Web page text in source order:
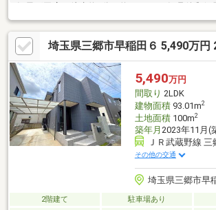
郷早稲田店 徒歩約5分 約336 m■三郷丹後郵
約558 m■前間小学校 徒歩約9分 約700m■早
約12分 約900m■天使幼稚園 お車で約7分 約
所 徒歩約8分 約578m■白鳥公園 徒歩約2分
埼玉県三郷市早稲田６ 5,490万円
5,490万円
間取り 2LDK
建物面積93.01m2
土地面積100m2
築年月 2023年11月(
ＪＲ武蔵野線
その他の交通
埼玉県三郷市早
2階建て 駐車場あり